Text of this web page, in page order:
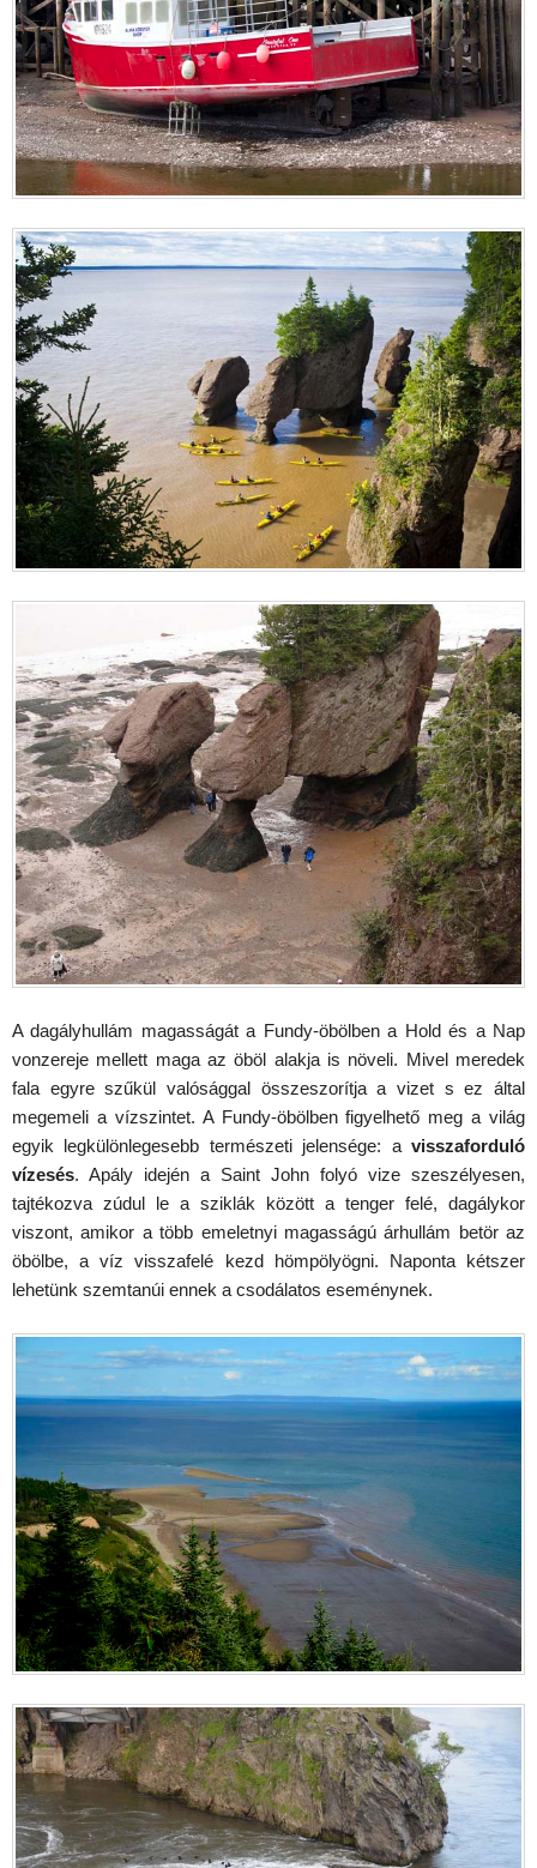
A dagályhullám magasságát a Fundy-öbölben a Hold és a Nap
vonzereje mellett maga az öböl alakja is növeli. Mivel meredek
fala egyre szűkül valósággal összeszorítja a vizet s ez által
megemeli a vízszintet. A Fundy-öbölben figyelhető meg a világ
egyik legkülönlegesebb természeti jelensége: a visszaforduló
vízesés. Apály idején a Saint John folyó vize szeszélyesen,
tajtékozva zúdul le a sziklák között a tenger felé, dagálykor
viszont, amikor a több emeletnyi magasságú árhullám betör az
öbölbe, a víz visszafelé kezd hömpölyögni. Naponta kétszer
lehetünk szemtanúi ennek a csodálatos eseménynek.